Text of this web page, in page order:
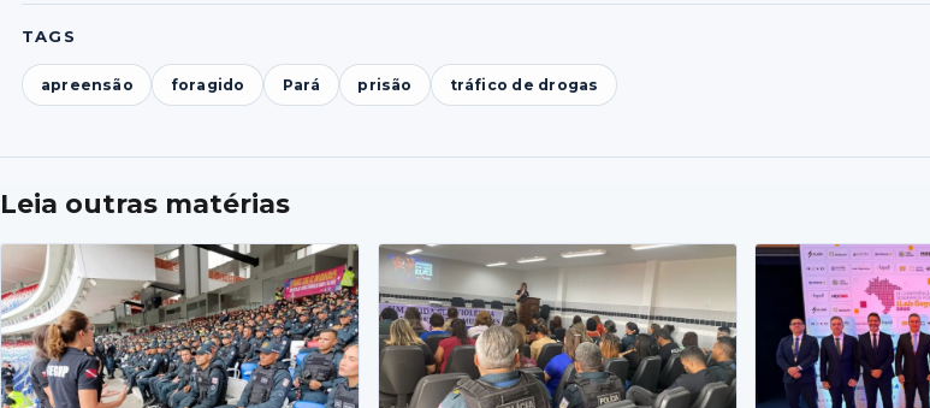
TAGS
apreensão foragido Pará prisão tráfico de drogas
Leia outras matérias